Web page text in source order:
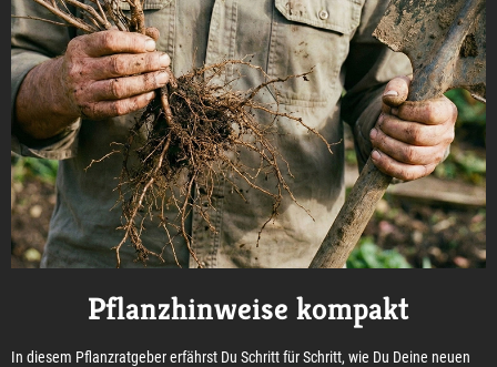
Pflanzhinweise kompakt
In diesem Pflanzratgeber erfährst Du Schritt für Schritt, wie Du Deine neuen